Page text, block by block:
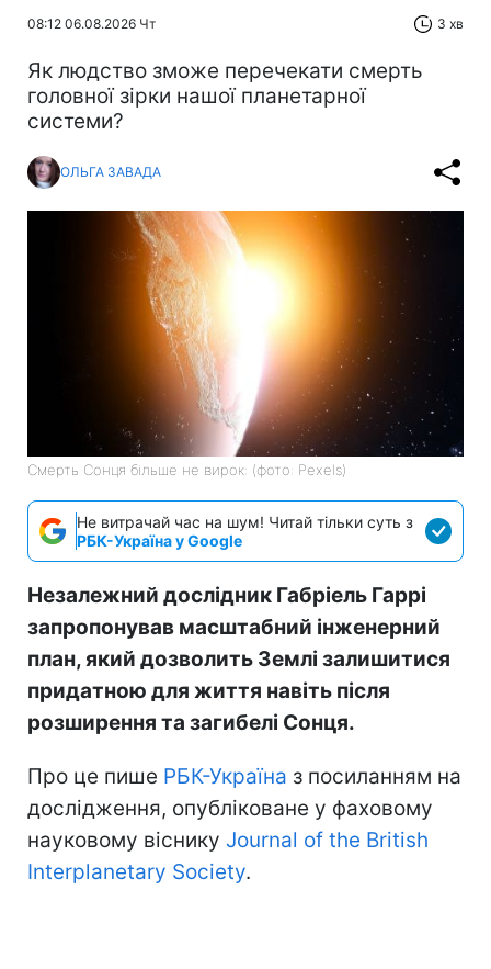
08:12 06.08.2026 Чт 3 хв
Як людство зможе перечекати смерть
головної зірки нашої планетарної
системи?
ОЛЬГА ЗАВАДА
Смерть Сонця більше не вирок: (фото: Pexels)
Не витрачай час на шум! Читай тільки суть з
РБК-Україна у Google
Незалежний дослідник Габріель Гаррі
запропонував масштабний інженерний
план, який дозволить Землі залишитися
придатною для життя навіть після
розширення та загибелі Сонця.
Про це пише РБК-Україна з посиланням на
дослідження, опубліковане у фаховому
науковому віснику Journal of the British
Interplanetary Society.